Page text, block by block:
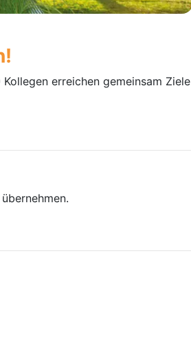
erreichen gemeinsam Ziele